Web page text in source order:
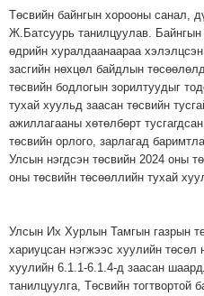
Төсвийн байнгын хорооны санал,
Ж.Батсуурь танилцуулав.
өдрийн хуралдаанаараа
засгийн нөхцөл байдлын
төсвийн бодлогын зорилтуудыг
тухай хуульд заасан төсвийн
ажиллагааны хөтөлбөрт
төсвийн орлого, зарлагад
Улсын нэгдсэн төсвийн 2024 оны
оны төсвийн төсөөллийн тухай
Улсын Их Хурлын Тамгын газрын
хариуцсан нэгжээс хуулийн төсөл
хуулийн 6.1.1-6.1.4-д заасан
танилцуулга, Төсвийн